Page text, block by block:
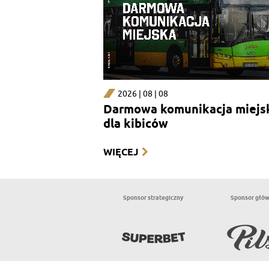
2026 | 08 | 08
Darmowa komunikacja
dla kibiców
WIĘCEJ
Sponsor strategiczny Sponsor